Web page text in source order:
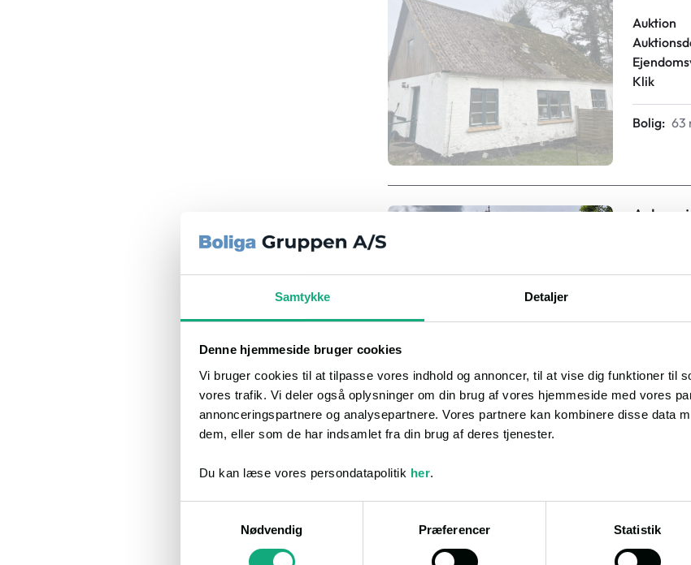
Samtykke Detaljer
Denne hjemmeside bruger cookies
Vi bruger cookies til at tilpasse vores indhold og annoncer, til at vise dig funktioner til
vores trafik. Vi deler også oplysninger om din brug af vores hjemmeside med vores
annonceringspartnere og analysepartnere. Vores partnere kan kombinere disse data
dem, eller som de har indsamlet fra din brug af deres tjenester.
Du kan læse vores persondatapolitik her.
Nødvendig
Præferencer Statistik
Auktion
Klik
Bolig: 63
Klik
Bolig: 90
Klik